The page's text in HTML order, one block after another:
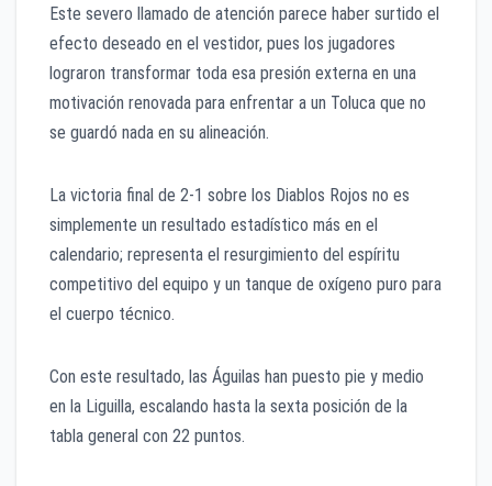
Este severo llamado de atención parece haber surtido el
efecto deseado en el vestidor, pues los jugadores
lograron transformar toda esa presión externa en una
motivación renovada para enfrentar a un Toluca que no
se guardó nada en su alineación.
La victoria final de 2-1 sobre los Diablos Rojos no es
simplemente un resultado estadístico más en el
calendario; representa el resurgimiento del espíritu
competitivo del equipo y un tanque de oxígeno puro para
el cuerpo técnico.
Con este resultado, las Águilas han puesto pie y medio
en la Liguilla, escalando hasta la sexta posición de la
tabla general con 22 puntos.